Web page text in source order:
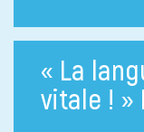
« La
vitale ! »